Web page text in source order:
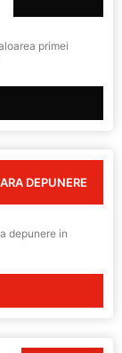
primei
DEPUNERE
depunere in